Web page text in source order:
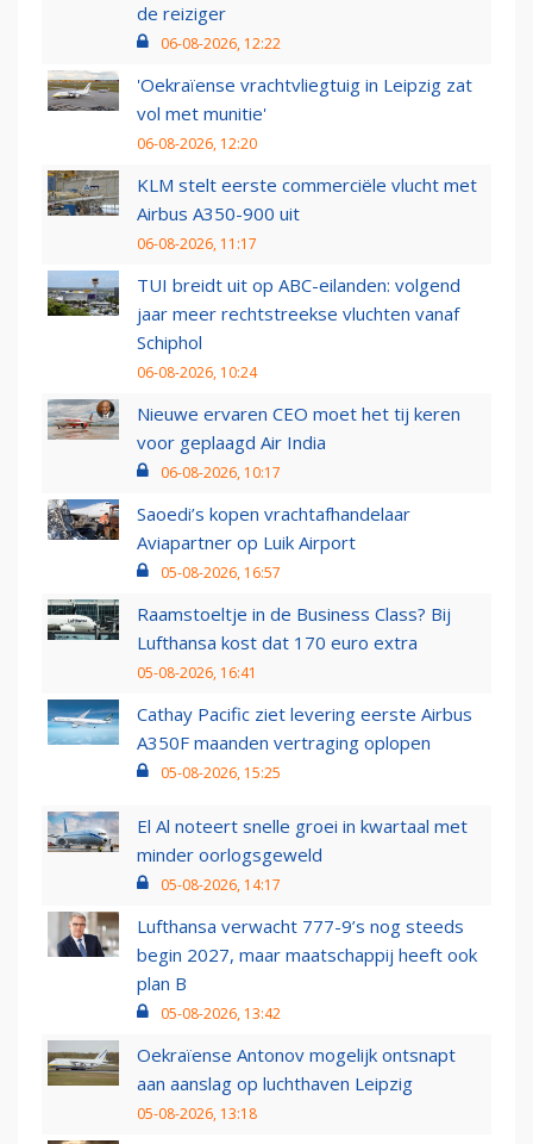
de reiziger
06-08-2026, 12:22
'Oekraïense vrachtvliegtuig in Leipzig zat
vol met munitie'
06-08-2026, 12:20
KLM stelt eerste commerciële vlucht met
Airbus A350-900 uit
06-08-2026, 11:17
TUI breidt uit op ABC-eilanden: volgend
jaar meer rechtstreekse vluchten vanaf
Schiphol
06-08-2026, 10:24
Nieuwe ervaren CEO moet het tij keren
voor geplaagd Air India
06-08-2026, 10:17
Saoedi’s kopen vrachtafhandelaar
Aviapartner op Luik Airport
05-08-2026, 16:57
Raamstoeltje in de Business Class? Bij
Lufthansa kost dat 170 euro extra
05-08-2026, 16:41
Cathay Pacific ziet levering eerste Airbus
A350F maanden vertraging oplopen
05-08-2026, 15:25
El Al noteert snelle groei in kwartaal met
minder oorlogsgeweld
05-08-2026, 14:17
Lufthansa verwacht 777-9’s nog steeds
begin 2027, maar maatschappij heeft ook
plan B
05-08-2026, 13:42
Oekraïense Antonov mogelijk ontsnapt
aan aanslag op luchthaven Leipzig
05-08-2026, 13:18